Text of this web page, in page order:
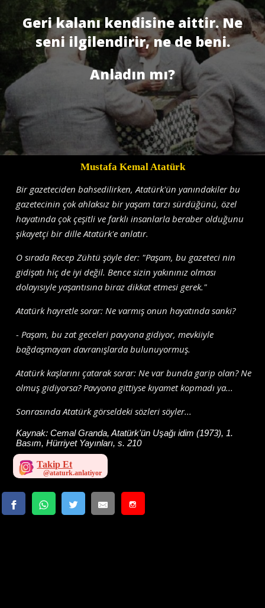
Geri kalanı kendisine aittir. Ne
seni ilgilendirir, ne de beni.
Anladın mı?
Mustafa Kemal Atatürk
Bir gazeteciden bahsedilirken, Atatürk'ün yanındakiler bu
gazetecinin çok ahlaksız bir yaşam tarzı sürdüğünü, özel
hayatında çok çeşitli ve farklı insanlarla beraber olduğunu
şikayetçi bir dille Atatürk'e anlatır.
O sırada Recep Zühtü şöyle der: "Paşam, bu gazeteci nin
gidişatı hiç de iyi değil. Bence sizin yakınınız olması
dolayısıyle yaşantısına biraz dikkat etmesi gerek."
Atatürk hayretle sorar: Ne varmış onun hayatında sanki?
- Paşam, bu zat geceleri pavyona gidiyor, mevkiiyle
bağdaşmayan davranışlarda bulunuyormuş.
Atatürk kaşlarını çatarak sorar: Ne var bunda garip olan? Ne
olmuş gidiyorsa? Pavyona gittiyse kıyamet kopmadı ya...
Sonrasında Atatürk görseldeki sözleri söyler...
Kaynak:Cemal Granda, Atatürk'ün Uşağı idim (1973), 1.
Basım, Hürriyet Yayınları, s. 210
Takip Et